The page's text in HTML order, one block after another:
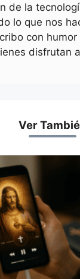
de la
lo que nos
con
disfrutan
Ver